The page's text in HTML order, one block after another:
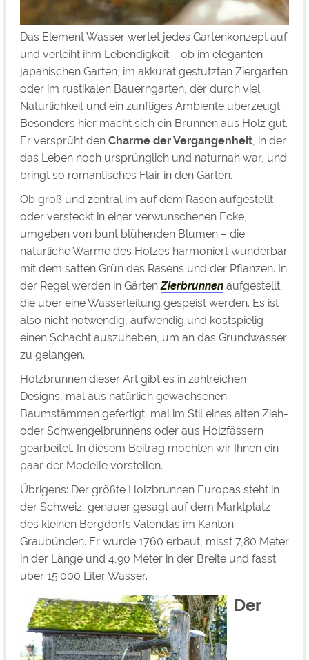
Das Element Wasser wertet jedes Gartenkonzept auf
und verleiht ihm Lebendigkeit – ob im eleganten
japanischen Garten, im akkurat gestutzten Ziergarten
oder im rustikalen Bauerngarten, der durch viel
Natürlichkeit und ein zünftiges Ambiente überzeugt.
Besonders hier macht sich ein Brunnen aus Holz gut.
Er versprüht den Charme der Vergangenheit, in der
das Leben noch ursprünglich und naturnah war, und
bringt so romantisches Flair in den Garten.
Ob groß und zentral im auf dem Rasen aufgestellt
oder versteckt in einer verwunschenen Ecke,
umgeben von bunt blühenden Blumen – die
natürliche Wärme des Holzes harmoniert wunderbar
mit dem satten Grün des Rasens und der Pflanzen. In
der Regel werden in GärtenZierbrunnenaufgestellt,
die über eine Wasserleitung gespeist werden. Es ist
also nicht notwendig, aufwendig und kostspielig
einen Schacht auszuheben, um an das Grundwasser
zu gelangen.
Holzbrunnen dieser Art gibt es in zahlreichen
Designs, mal aus natürlich gewachsenen
Baumstämmen gefertigt, mal im Stil eines alten Zieh-
oder Schwengelbrunnens oder aus Holzfässern
gearbeitet. In diesem Beitrag möchten wir Ihnen ein
paar der Modelle vorstellen.
Übrigens: Der größte Holzbrunnen Europas steht in
der Schweiz, genauer gesagt auf dem Marktplatz
des kleinen Bergdorfs Valendas im Kanton
Graubünden. Er wurde 1760 erbaut, misst 7,80 Meter
in der Länge und 4,90 Meter in der Breite und fasst
über 15.000 Liter Wasser.
Der